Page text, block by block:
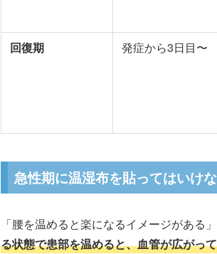
回復期
発症から3日目〜
急性期に温湿布を貼ってはいけ
「腰を温めると楽になるイメージがある
る状態で患部を温めると、血管が広がっ